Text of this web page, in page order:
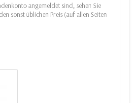
angemeldet sind, sehen Sie
sonst üblichen Preis (auf allen Seiten